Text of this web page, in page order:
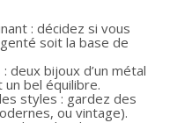
: décidez si vous
soit la base de
deux bijoux d’un métal
bel équilibre.
styles : gardez des
ou vintage).